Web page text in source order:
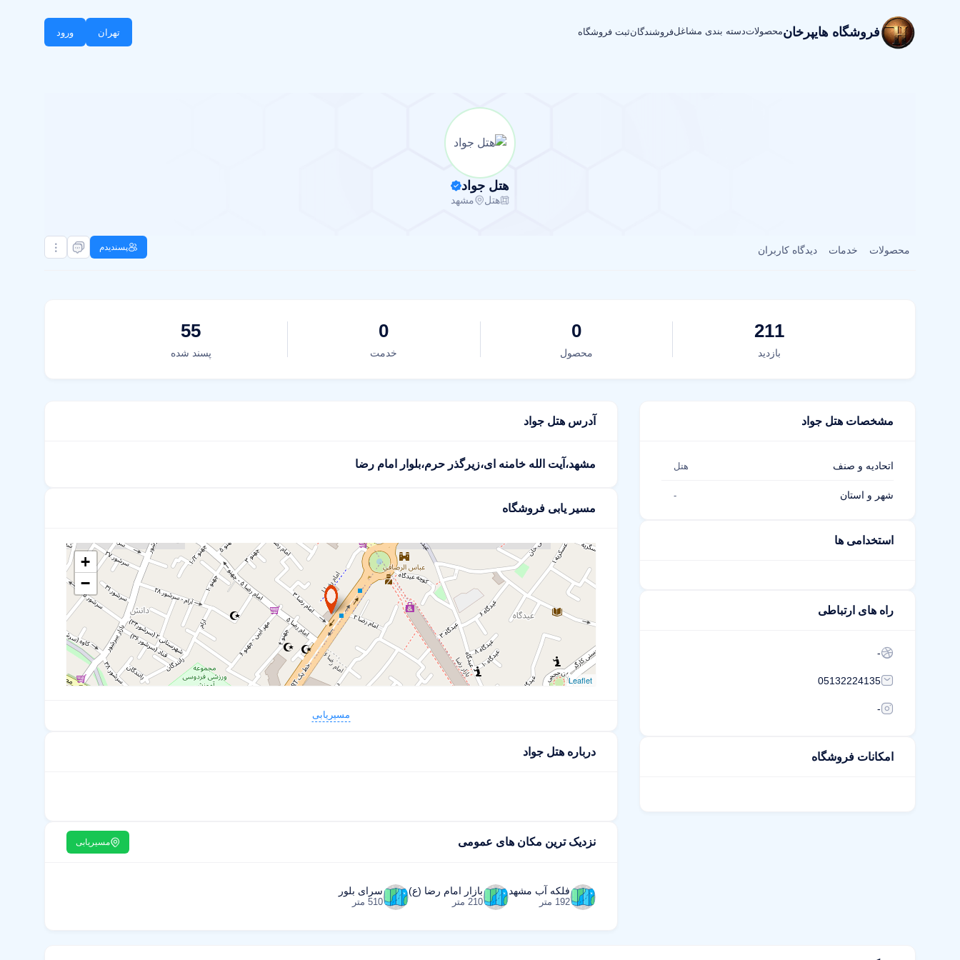
فروشگاه هایپرخانمحصولاتدسته بندی مشاغلفروشندگانثبت فروشگاه تهران ورود
هتل جواد
هتل مشهد
محصولات خدمات دیدگاه کاربران پسندیدم
211
بازدید
0
محصول
0
خدمت
55
پسند شده
مشخصات هتل جواد
اتحادیه و صنف هتل
شهر و استان -
استخدامی ها
راه های ارتباطی
-
05132224135
-
امکانات فروشگاه
آدرس هتل جواد
مشهد،آیت الله خامنه ای،زیر‌گذر حرم،بلوار امام رضا
مسیر یابی فروشگاه
+
−
Leaflet
مسیریابی
درباره هتل جواد
نزدیک ترین مکان های عمومی مسیریابی
فلکه آب مشهد
192 متر
بازار امام رضا (ع)
210 متر
سرای بلور
510 متر